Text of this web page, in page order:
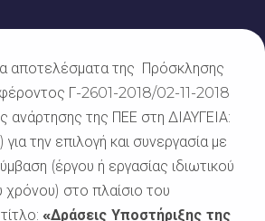
αποτελέσματα της Πρόσκλησης
Γ-2601-2018/02-11-2018
ανάρτησης της ΠΕΕ στη ΔΙΑΥΓΕΙΑ:
την επιλογή και συνεργασία με
(έργου ή εργασίας ιδιωτικού
χρόνου) στο πλαίσιο του
«Δράσεις Υποστήριξης της